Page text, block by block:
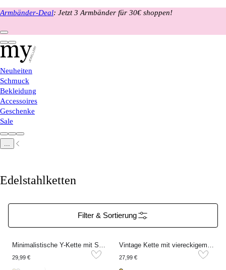
Armbänder-Deal: Jetzt 3 Armbänder für 30€ shoppen!
Neuheiten
Schmuck
Bekleidung
Accessoires
Geschenke
Sale
...
Edelstahlketten
Filter & Sortierung
29,99 € 27,99 €